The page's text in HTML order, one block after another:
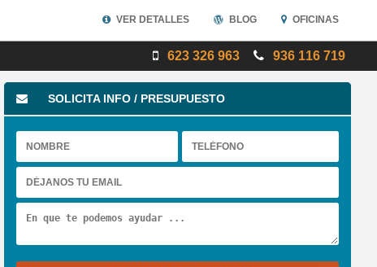
VER DETALLES BLOG OFICINAS
623 326 963 936 116 719
SOLICITA INFO / PRESUPUESTO